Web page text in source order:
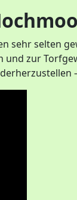
sehr selten
zur